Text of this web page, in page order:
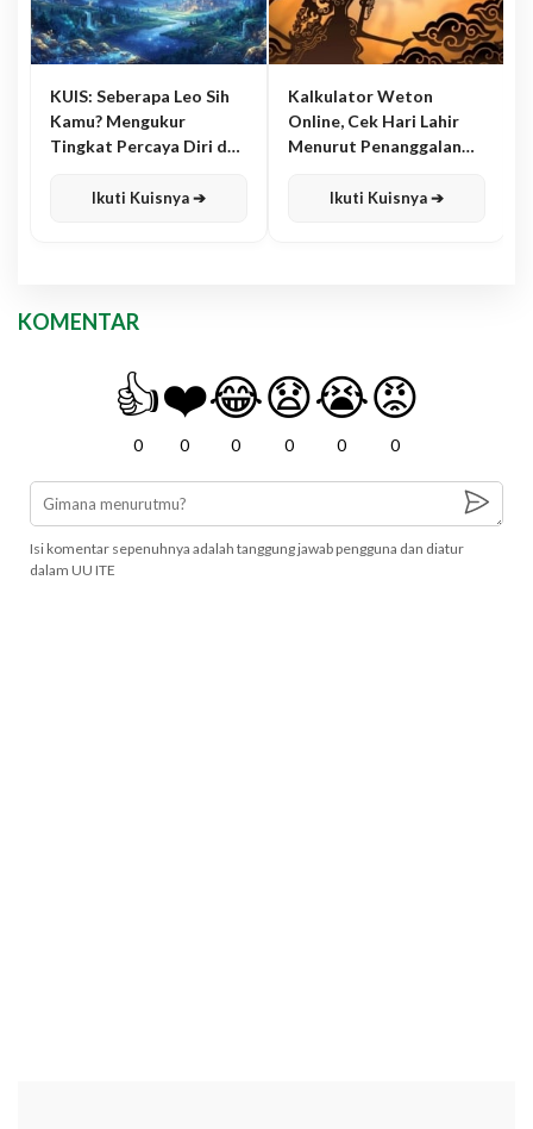
KUIS: Seberapa Leo Sih
Kamu? Mengukur
Tingkat Percaya Diri dan
Ikuti Kuisnya ➔
Kalkulator Weton
Online, Cek Hari Lahir
Menurut Penanggalan
Ikuti Kuisnya ➔
KOMENTAR
👍
0
❤️
0
😂
0
😧
0
😭
0
😡
0
Isi komentar sepenuhnya adalah tanggung jawab pengguna dan diatur
dalam UU ITE